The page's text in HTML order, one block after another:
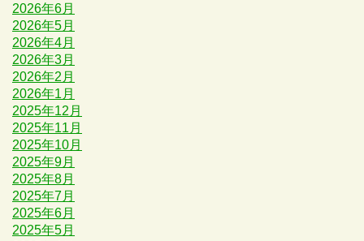
2026年6月
2026年5月
2026年4月
2026年3月
2026年2月
2026年1月
2025年12月
2025年11月
2025年10月
2025年9月
2025年8月
2025年7月
2025年6月
2025年5月